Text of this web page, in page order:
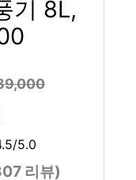
기 8L,
5.0
리뷰)